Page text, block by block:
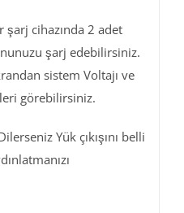
şarj cihazında 2 adet
şarj edebilirsiniz.
sistem Voltajı ve
görebilirsiniz.
Yük çıkışını belli